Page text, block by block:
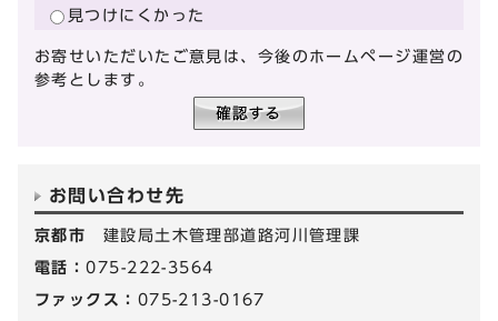
見つけにくかった
お寄せいただいたご意見は、今後のホームページ運営の
参考とします。
お問い合わせ先
京都市 建設局土木管理部道路河川管理課
電話：075-222-3564
ファックス： 075-213-0167